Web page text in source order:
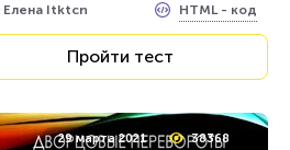
Елена Itktcn HTML - код
Пройти тест
29 марта 2021 38368